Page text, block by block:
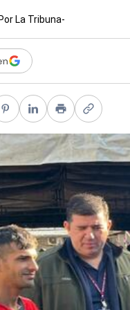
La Tribuna-
PinterestLinkedIn
PrintCopy